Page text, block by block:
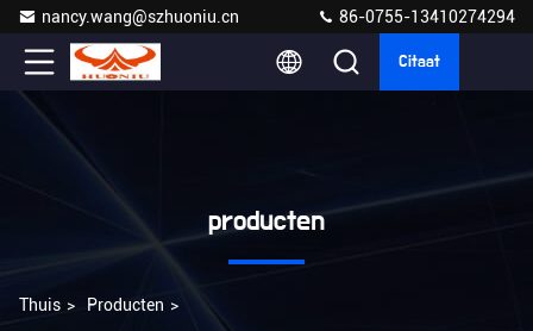
nancy.wang@szhuoniu.cn 86-0755-13410274294
Citaat
producten
Thuis > Producten >